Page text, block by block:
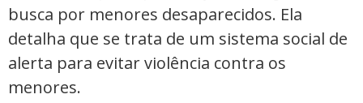
busca por menores desaparecidos. Ela
detalha que se trata de um sistema social de
alerta para evitar violência contra os
menores.